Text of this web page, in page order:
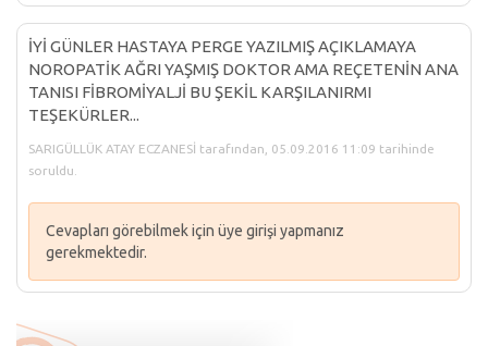
İYİ GÜNLER HASTAYA PERGE YAZILMIŞ AÇIKLAMAYA
NOROPATİK AĞRI YAŞMIŞ DOKTOR AMA REÇETENİN ANA
TANISI FİBROMİYALJİ BU ŞEKİL KARŞILANIRMI
TEŞEKÜRLER...
SARIGÜLLÜK ATAY ECZANESİ tarafından, 05.09.2016 11:09 tarihinde
soruldu.
Cevapları görebilmek için üye girişi yapmanız
gerekmektedir.